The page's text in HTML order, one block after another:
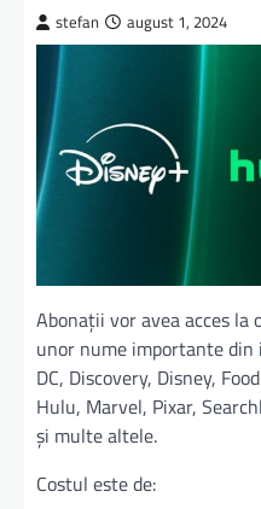
stefan august 1, 2024
Abonaţii vor avea acces
unor nume importante din
DC, Discovery, Disney,
Hulu, Marvel, Pixar,
și multe altele.
Costul este de: